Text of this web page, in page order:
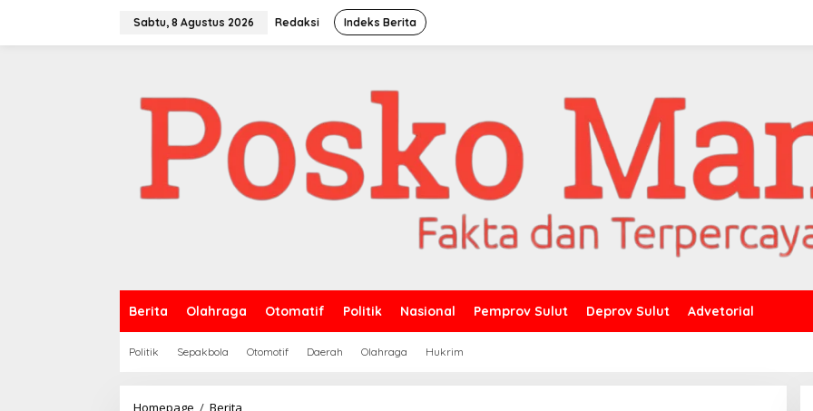
Sabtu, 8 Agustus 2026 Redaksi Indeks Berita
Berita Olahraga Otomatif Politik Nasional Pemprov Sulut Deprov Sulut Advetorial
Politik Sepakbola Otomotif Daerah Olahraga Hukrim
Homepage / Berita